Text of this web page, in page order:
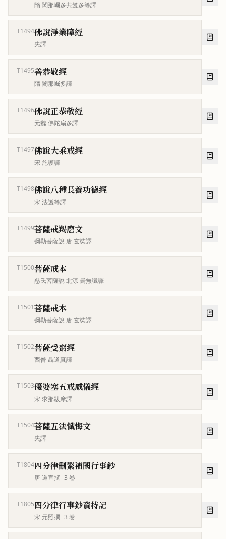
隋 闍那崛多共笈多等譯
T1494佛說淨業障經
失譯
T1495善恭敬經
隋 闍那崛多譯
T1496佛說正恭敬經
元魏 佛陀扇多譯
T1497佛說大乘戒經
宋 施護譯
T1498佛說八種長養功德經
宋 法護等譯
T1499菩薩戒羯磨文
彌勒菩薩說 唐 玄奘譯
T1500菩薩戒本
慈氏菩薩說 北涼 曇無讖譯
T1501菩薩戒本
彌勒菩薩說 唐 玄奘譯
T1502菩薩受齋經
西晉 聶道真譯
T1503優婆塞五戒威儀經
宋 求那跋摩譯
T1504菩薩五法懺悔文
失譯
T1804四分律刪繁補闕行事鈔
唐 道宣撰 3 卷
T1805四分律行事鈔資持記
宋 元照撰 3 卷